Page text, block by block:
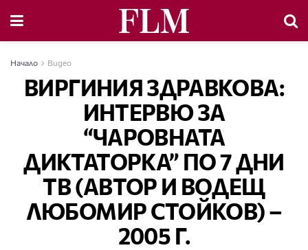
Начало Видео
ВИРГИНИЯ ЗДРАВКОВА:
ИНТЕРВЮ ЗА
“ЧАРОВНАТА
ДИКТАТОРКА” ПО 7 ДНИ
ТВ (АВТОР И ВОДЕЩ
ЛЮБОМИР СТОЙКОВ) –
2005 Г.